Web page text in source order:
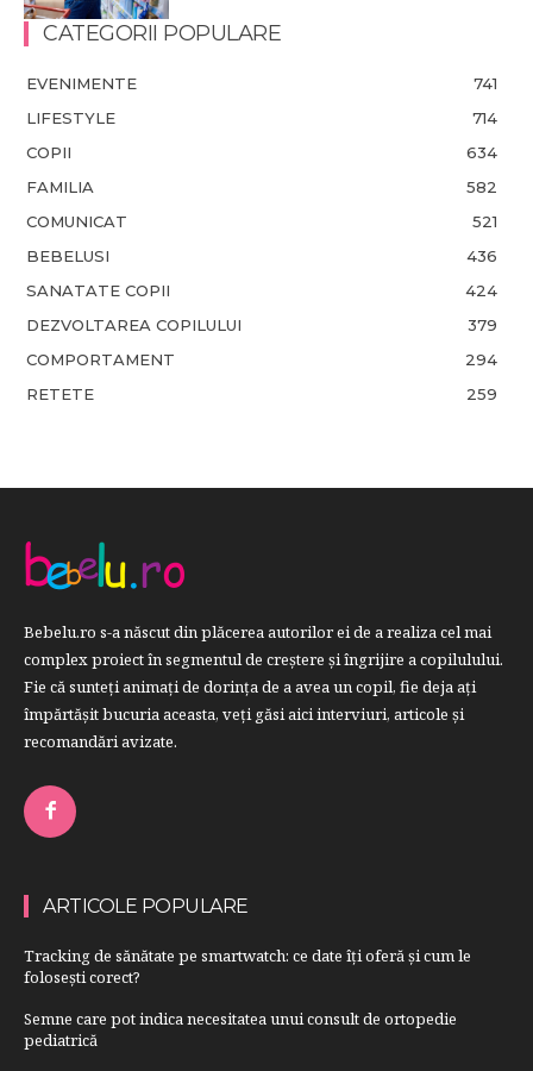
CATEGORII POPULARE
EVENIMENTE
741
LIFESTYLE
714
COPII
634
FAMILIA
582
COMUNICAT
521
BEBELUSI
436
SANATATE COPII
424
DEZVOLTAREA COPILULUI
379
COMPORTAMENT
294
RETETE
259
Bebelu.ro s-a născut din plăcerea autorilor ei de a realiza cel mai
complex proiect în segmentul de creştere şi îngrijire a copilulului.
Fie că sunteţi animaţi de dorinţa de a avea un copil, fie deja aţi
împărtăşit bucuria aceasta, veți găsi aici interviuri, articole şi
recomandări avizate.
ARTICOLE POPULARE
Tracking de sănătate pe smartwatch: ce date îți oferă și cum le
folosești corect?
Semne care pot indica necesitatea unui consult de ortopedie
pediatrică